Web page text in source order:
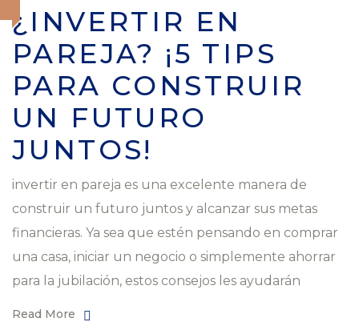
¿INVERTIR EN
PAREJA? ¡5 TIPS
PARA CONSTRUIR
UN FUTURO
JUNTOS!
invertir en pareja es una excelente manera de
construir un futuro juntos y alcanzar sus metas
financieras. Ya sea que estén pensando en comprar
una casa, iniciar un negocio o simplemente ahorrar
para la jubilación, estos consejos les ayudarán
Read More